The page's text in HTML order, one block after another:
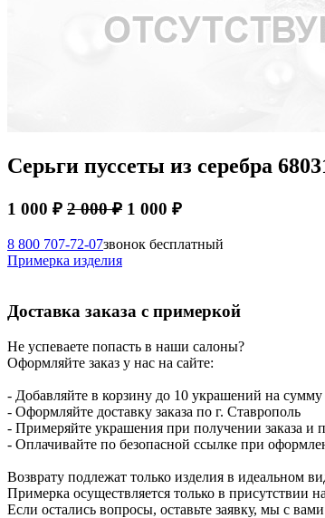
Серьги пуссеты из серебра
1 000 ₽ 2 000 ₽ 1 000 ₽
8 800 707-72-07звонок бесплатный
Примерка изделия
Доставка заказа с примеркой
Не успеваете попасть в наши салоны?
Оформляйте заказ у нас на сайте:
- Добавляйте в корзину до 10 украшений на
- Оформляйте доставку заказа по г. Ставрополь
- Примеряйте украшения при получении заказа и
- Оплачивайте по безопасной ссылке при
Возврату подлежат только изделия в идеальном
Примерка осуществляется только в присутствии
Если остались вопросы, оставьте заявку, мы с